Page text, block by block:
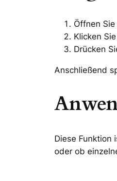
Öffnen Sie
Klicken
Drücken
Anschließend
Diese Funktion
oder ob